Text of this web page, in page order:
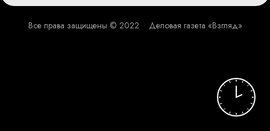
Все права защищены © 2022 Деловая газета «Взгляд»